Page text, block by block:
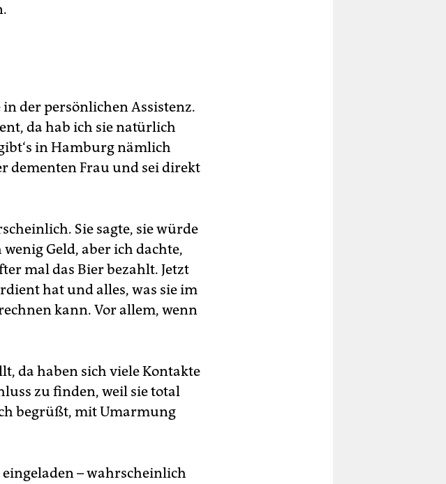
der persönlichen Assistenz.
da hab ich sie natürlich
in Hamburg nämlich
dementen Frau und sei direkt
Sie sagte, sie würde
Geld, aber ich dachte,
mal das Bier bezahlt. Jetzt
hat und alles, was sie im
kann. Vor allem, wenn
da haben sich viele Kontakte
zu finden, weil sie total
begrüßt, mit Umarmung
– wahrscheinlich